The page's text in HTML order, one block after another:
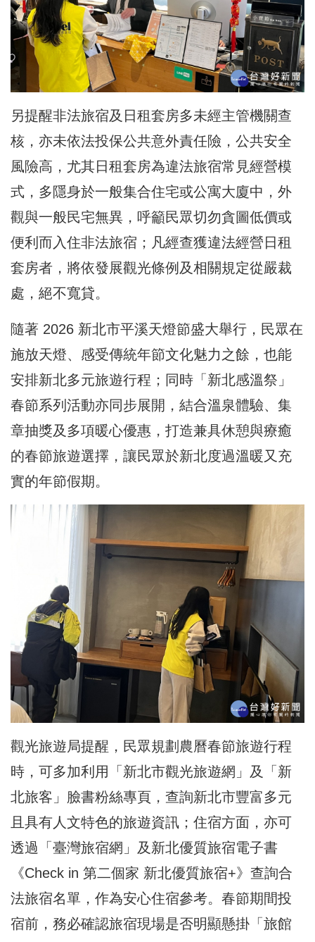
另提醒非法旅宿及日租套房多未經主管機關查
核，亦未依法投保公共意外責任險，公共安全
風險高，尤其日租套房為違法旅宿常見經營模
式，多隱身於一般集合住宅或公寓大廈中，外
觀與一般民宅無異，呼籲民眾切勿貪圖低價或
便利而入住非法旅宿；凡經查獲違法經營日租
套房者，將依發展觀光條例及相關規定從嚴裁
處，絕不寬貸。
隨著 2026 新北市平溪天燈節盛大舉行，民眾在
施放天燈、感受傳統年節文化魅力之餘，也能
安排新北多元旅遊行程；同時「新北感溫祭」
春節系列活動亦同步展開，結合溫泉體驗、集
章抽獎及多項暖心優惠，打造兼具休憩與療癒
的春節旅遊選擇，讓民眾於新北度過溫暖又充
實的年節假期。
觀光旅遊局提醒，民眾規劃農曆春節旅遊行程
時，可多加利用「新北市觀光旅遊網」及「新
北旅客」臉書粉絲專頁，查詢新北市豐富多元
且具有人文特色的旅遊資訊；住宿方面，亦可
透過「臺灣旅宿網」及新北優質旅宿電子書
《Check in 第二個家 新北優質旅宿+》查詢合
法旅宿名單，作為安心住宿參考。春節期間投
宿前，務必確認旅宿現場是否明顯懸掛「旅館